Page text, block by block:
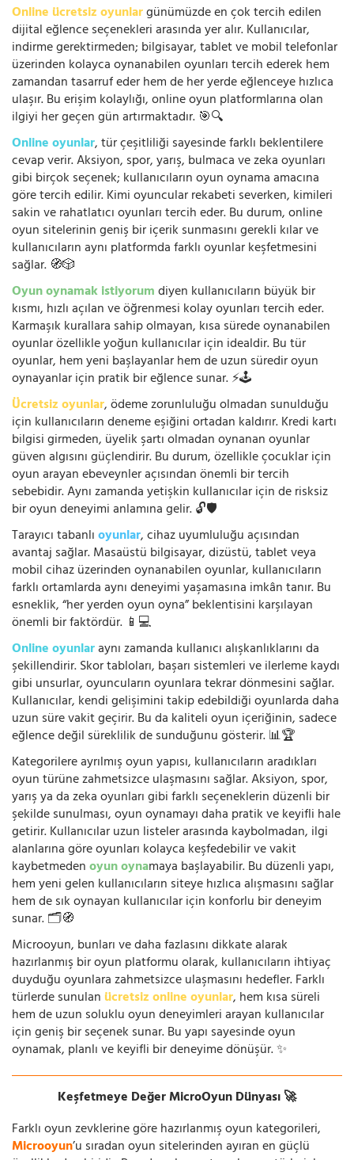
Online ücretsiz oyunlargünümüzde en çok tercih edilen
dijital eğlence seçenekleri arasında yer alır. Kullanıcılar,
indirme gerektirmeden; bilgisayar, tablet ve mobil telefonlar
üzerinden kolayca oynanabilen oyunları tercih ederek hem
zamandan tasarruf eder hem de her yerde eğlenceye hızlıca
ulaşır. Bu erişim kolaylığı, online oyun platformlarına olan
ilgiyi her geçen gün artırmaktadır. 🎯🔍
Online oyunlar, tür çeşitliliği sayesinde farklı beklentilere
cevap verir. Aksiyon, spor, yarış, bulmaca ve zeka oyunları
gibi birçok seçenek; kullanıcıların oyun oynama amacına
göre tercih edilir. Kimi oyuncular rekabeti severken, kimileri
sakin ve rahatlatıcı oyunları tercih eder. Bu durum, online
oyun sitelerinin geniş bir içerik sunmasını gerekli kılar ve
kullanıcıların aynı platformda farklı oyunlar keşfetmesini
sağlar. 🧭🎲
Oyun oynamak istiyorumdiyen kullanıcıların büyük bir
kısmı, hızlı açılan ve öğrenmesi kolay oyunları tercih eder.
Karmaşık kurallara sahip olmayan, kısa sürede oynanabilen
oyunlar özellikle yoğun kullanıcılar için idealdir. Bu tür
oyunlar, hem yeni başlayanlar hem de uzun süredir oyun
oynayanlar için pratik bir eğlence sunar. ⚡🕹️
Ücretsiz oyunlar, ödeme zorunluluğu olmadan sunulduğu
için kullanıcıların deneme eşiğini ortadan kaldırır. Kredi kartı
bilgisi girmeden, üyelik şartı olmadan oynanan oyunlar
güven algısını güçlendirir. Bu durum, özellikle çocuklar için
oyun arayan ebeveynler açısından önemli bir tercih
sebebidir. Aynı zamanda yetişkin kullanıcılar için de risksiz
bir oyun deneyimi anlamına gelir. 🔓🛡️
Tarayıcı tabanlıoyunlar, cihaz uyumluluğu açısından
avantaj sağlar. Masaüstü bilgisayar, dizüstü, tablet veya
mobil cihaz üzerinden oynanabilen oyunlar, kullanıcıların
farklı ortamlarda aynı deneyimi yaşamasına imkân tanır. Bu
esneklik, “her yerden oyun oyna” beklentisini karşılayan
önemli bir faktördür. 📱💻
Online oyunlaraynı zamanda kullanıcı alışkanlıklarını da
şekillendirir. Skor tabloları, başarı sistemleri ve ilerleme kaydı
gibi unsurlar, oyuncuların oyunlara tekrar dönmesini sağlar.
Kullanıcılar, kendi gelişimini takip edebildiği oyunlarda daha
uzun süre vakit geçirir. Bu da kaliteli oyun içeriğinin, sadece
eğlence değil süreklilik de sunduğunu gösterir. 📊🏆
Kategorilere ayrılmış oyun yapısı, kullanıcıların aradıkları
oyun türüne zahmetsizce ulaşmasını sağlar. Aksiyon, spor,
yarış ya da zeka oyunları gibi farklı seçeneklerin düzenli bir
şekilde sunulması, oyun oynamayı daha pratik ve keyifli hale
getirir. Kullanıcılar uzun listeler arasında kaybolmadan, ilgi
alanlarına göre oyunları kolayca keşfedebilir ve vakit
kaybetmedenoyun oynamaya başlayabilir. Bu düzenli yapı,
hem yeni gelen kullanıcıların siteye hızlıca alışmasını sağlar
hem de sık oynayan kullanıcılar için konforlu bir deneyim
sunar. 🗂️🧭
Microoyun, bunları ve daha fazlasını dikkate alarak
hazırlanmış bir oyun platformu olarak, kullanıcıların ihtiyaç
duyduğu oyunlara zahmetsizce ulaşmasını hedefler. Farklı
türlerde sunulan ücretsiz online oyunlar, hem kısa süreli
hem de uzun soluklu oyun deneyimleri arayan kullanıcılar
için geniş bir seçenek sunar. Bu yapı sayesinde oyun
oynamak, planlı ve keyifli bir deneyime dönüşür. ✨
Keşfetmeye Değer MicroOyun Dünyası 🚀
Farklı oyun zevklerine göre hazırlanmış oyun kategorileri,
Microoyun’u sıradan oyun sitelerinden ayıran en güçlü